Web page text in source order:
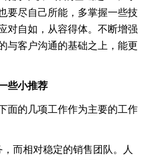
要尽自己所能，多掌握一些技
对自如，从容得体。不断增强
与客户沟通的基础之上，能更
些小推荐
的几项工作作为主要的工作
而相对稳定的销售团队。人